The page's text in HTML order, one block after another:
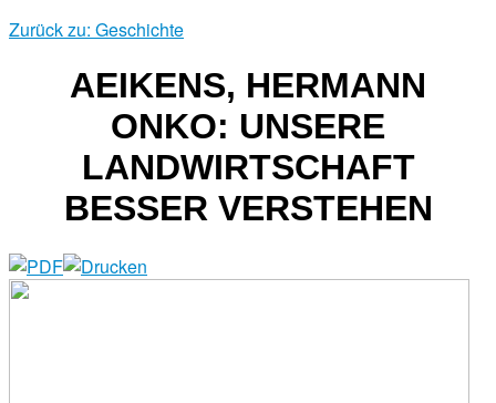
Zurück zu: Geschichte
AEIKENS, HERMANN
ONKO: UNSERE
LANDWIRTSCHAFT
BESSER VERSTEHEN